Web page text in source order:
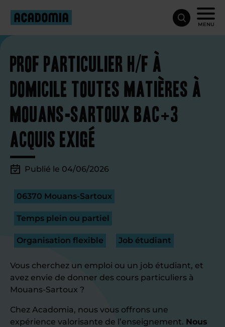
MENU
Prof particulier H/F à
domicile toutes matières à
Mouans-Sartoux Bac+3
acquis exigé
Publié le 04/06/2026
06370 Mouans-Sartoux
Temps plein ou partiel
Organisation flexible Job étudiant
Vous cherchez un emploi ou un job étudiant, et
avez envie de donner des cours particuliers à
Mouans-Sartoux ?
Chez Acadomia, nous vous offrons une
expérience valorisante de l’enseignement. Nous